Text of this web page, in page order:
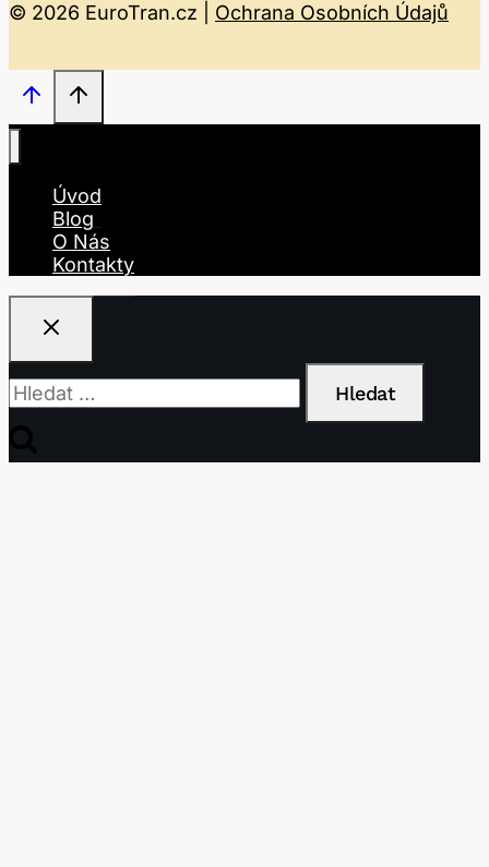
© 2026 EuroTran.cz | Ochrana Osobních Údajů
Úvod
Blog
O Nás
Kontakty
Vyhledávání